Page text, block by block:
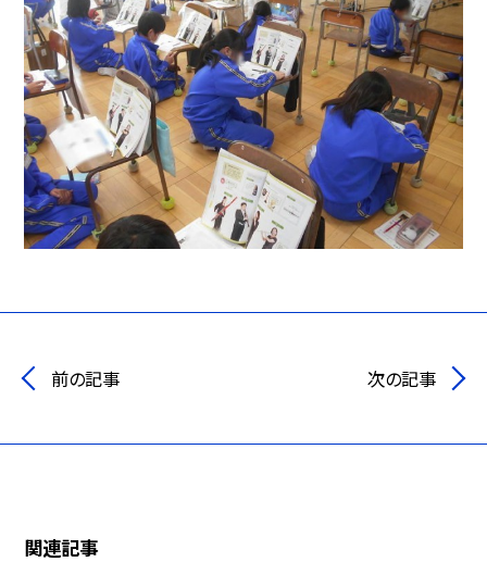
前の記事 次の記事
関連記事